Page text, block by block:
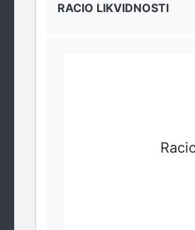
RACIO LIKVIDNOSTI